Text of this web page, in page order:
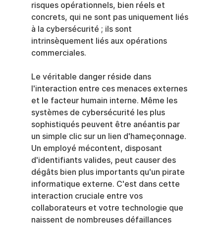
risques opérationnels, bien réels et
concrets, qui ne sont pas uniquement liés
à la cybersécurité ; ils sont
intrinsèquement liés aux opérations
commerciales.
Le véritable danger réside dans
l'interaction entre ces menaces externes
et le facteur humain interne. Même les
systèmes de cybersécurité les plus
sophistiqués peuvent être anéantis par
un simple clic sur un lien d'hameçonnage.
Un employé mécontent, disposant
d'identifiants valides, peut causer des
dégâts bien plus importants qu'un pirate
informatique externe. C'est dans cette
interaction cruciale entre vos
collaborateurs et votre technologie que
naissent de nombreuses défaillances